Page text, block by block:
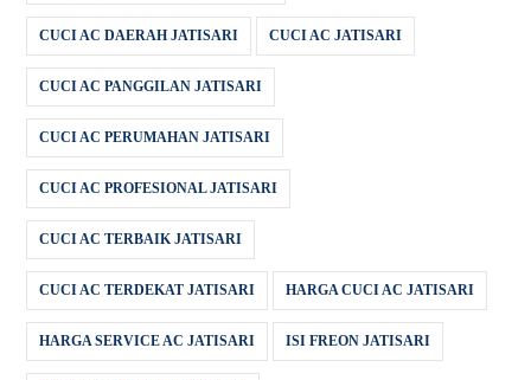
CUCI AC DAERAH JATISARI CUCI AC JATISARI
CUCI AC PANGGILAN JATISARI
CUCI AC PERUMAHAN JATISARI
CUCI AC PROFESIONAL JATISARI
CUCI AC TERBAIK JATISARI
CUCI AC TERDEKAT JATISARI HARGA CUCI AC JATISARI
HARGA SERVICE AC JATISARI ISI FREON JATISARI